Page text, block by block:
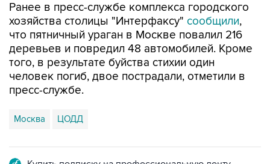
что пятничный ураган в Москве повалил 216
деревьев и повредил 48 автомобилей. Кроме
того, в результате буйства стихии один
человек погиб, двое пострадали, отметили в
пресс-службе.
Москва ЦОДД
Подписаться на рассылку главных новостей сайта